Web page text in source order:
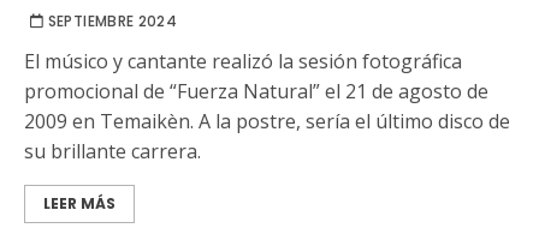
SEPTIEMBRE 2024
El músico y cantante realizó la sesión fotográfica
promocional de “Fuerza Natural” el 21 de agosto de
2009 en Temaikèn. A la postre, sería el último disco de
su brillante carrera.
LEER MÁS